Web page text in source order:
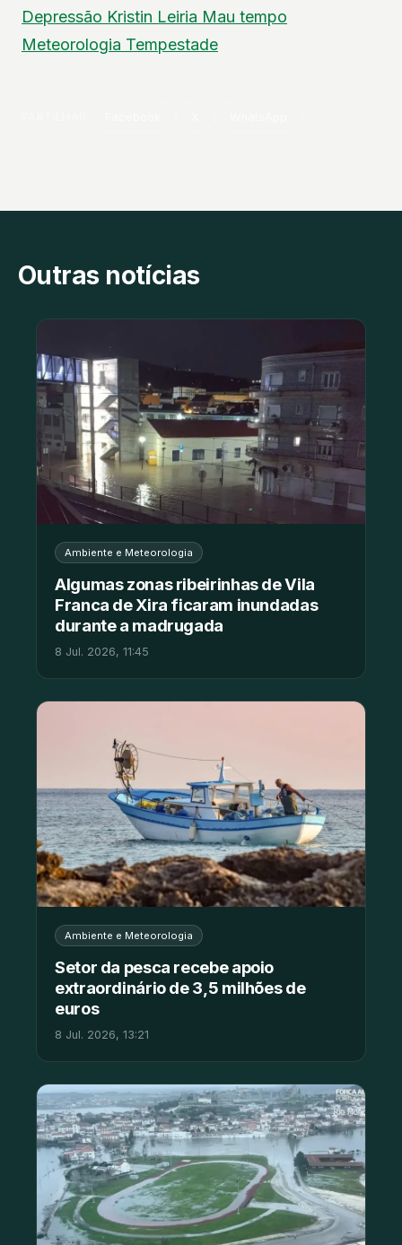
Depressão Kristin Leiria Mau tempo
Meteorologia Tempestade
Outras notícias
Ambiente e Meteorologia
Algumas zonas ribeirinhas de Vila
Franca de Xira ficaram inundadas
durante a madrugada
8 Jul. 2026, 11:45
Ambiente e Meteorologia
Setor da pesca recebe apoio
extraordinário de 3,5 milhões de
euros
8 Jul. 2026, 13:21